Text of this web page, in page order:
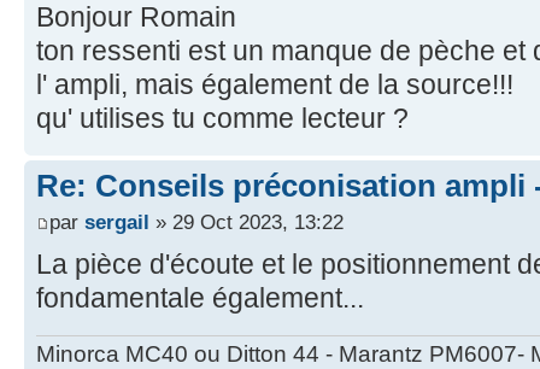
Bonjour Romain
ton ressenti est un manque de pèche et
l' ampli, mais également de la source!!!
qu' utilises tu comme lecteur ?
Re: Conseils préconisation ampli
par sergail » 29 Oct 2023, 13:22
La pièce d'écoute et le positionnement
fondamentale également...
Minorca MC40 ou Ditton 44 - Marantz PM6007-